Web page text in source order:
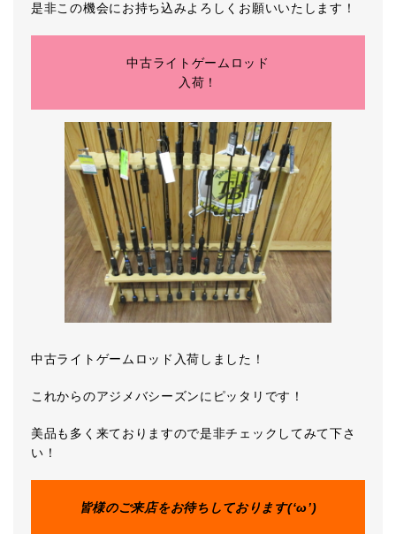
是非この機会にお持ち込みよろしくお願いいたします！
中古ライトゲームロッド
入荷！
中古ライトゲームロッド入荷しました！
これからのアジメバシーズンにピッタリです！
美品も多く来ておりますので是非チェックしてみて下さ
い！
皆様のご来店をお待ちしております(‘ω’)